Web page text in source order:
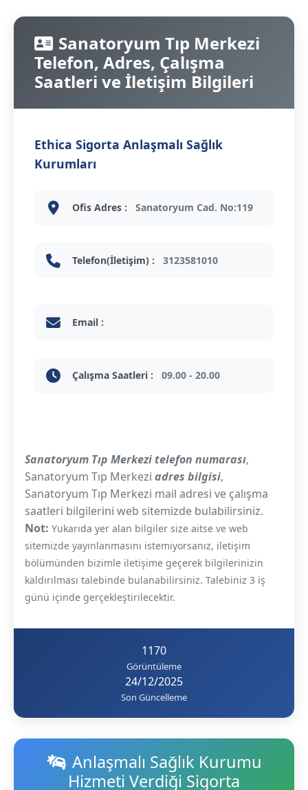
Sanatoryum Tıp Merkezi
Telefon, Adres, Çalışma
Saatleri ve İletişim Bilgileri
Ethica Sigorta Anlaşmalı Sağlık
Kurumları
Ofis Adres : Sanatoryum Cad. No:119
Telefon(İletişim) : 3123581010
Email :
Çalışma Saatleri : 09.00 - 20.00
Sanatoryum Tıp Merkezi telefon numarası,
Sanatoryum Tıp Merkezi adres bilgisi,
Sanatoryum Tıp Merkezi mail adresi ve çalışma
saatleri bilgilerini web sitemizde bulabilirsiniz.
Not: Yukarıda yer alan bilgiler size aitse ve web
sitemizde yayınlanmasını istemiyorsanız, iletişim
bölümünden bizimle iletişime geçerek bilgilerinizin
kaldırılması talebinde bulanabilirsiniz. Talebiniz 3 iş
günü içinde gerçekleştirilecektir.
1170
Görüntüleme
24/12/2025
Son Güncelleme
Anlaşmalı Sağlık Kurumu
Hizmeti Verdiği Sigorta